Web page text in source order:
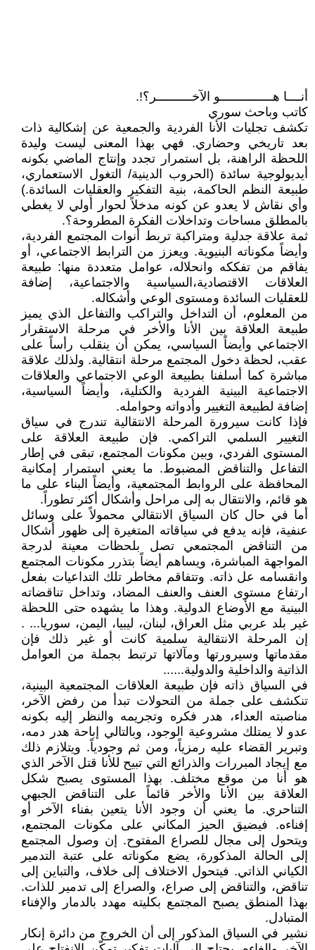
أنــــا هـــــــــــــــو الآخــــــــــر؟!.
كاتب وباحث سوري
تكشف تجليات الأنا الفردية والجمعية عن إشكالية ذات
بعد تاريخي وحضاري. فهي بهذا المعنى ليست وليدة
اللحظة الراهنة، بل استمرار تجدد وإنتاج الماضي بكونه
أيديولوجية سائدة (الحروب الدينية/ التغول الاستعماري،
طبيعة النظم الحاكمة، بنية التفكير والعقليات السائدة.)
وأي نقاش لا يعدو عن كونه مدخلاً لحوار أولي لا يغطي
بالمطلق مساحات وتداخلات الفكرة المطروحة؟.
ثمة علاقة جدلية ومتراكبة تربط أنوات المجتمع الفردية،
وأيضاً مكوناته البنيوية. ويعزز من الترابط الاجتماعي، أو
يفاقم من تفككه وانحلاله، عوامل متعددة منها: طبيعة
العلاقات الاقتصادية،السياسية والاجتماعية، إضافة
للعقليات السائدة ومستوى الوعي وأشكاله.
من المعلوم، أن التداخل والتراكب والتفاعل الذي يميز
طبيعة العلاقة بين الأنا والأخر في مرحلة الاستقرار
الاجتماعي وأيضاً السياسي، يمكن أن ينقلب رأساً على
عقب، لحظة دخول المجتمع مرحلة انتقالية. ولذلك علاقة
مباشرة كما أسلفنا بطبيعة الوعي الاجتماعي والعلاقات
الاجتماعية البينية الفردية والكتلية، وأيضاً السياسية،
إضافة لطبيعة التغيير وأدواته وحوامله.
فإذا كانت سيرورة المرحلة الانتقالية تندرج في سياق
التغيير السلمي التراكمي. فإن طبيعة العلاقة على
المستوى الفردي، وبين مكونات المجتمع، تبقى في إطار
التفاعل والتناقض المضبوط. ما يعني استمرار إمكانية
المحافظة على الروابط المجتمعية، وأيضاً البناء على ما
هو قائم، والانتقال به إلى مراحل وأشكال أكثر تطوراً.
أما في حال كان السياق الانتقالي محمولاً على وسائل
عنفية، فإنه يدفع في سياقاته المتغيرة إلى ظهور أشكال
من التناقض المجتمعي تصل بلحظات معينة لدرجة
المواجهة المباشرة، ويساهم أيضاً بتذرر مكونات المجتمع
وانقسامه عل ذاته. وتتفاقم مخاطر تلك التداعيات بفعل
ارتفاع مستوى العنف والعنف المضاد، وتداخل تناقضاته
البينية مع الأوضاع الدولية. وهذا ما يشهده حتى اللحظة
غير بلد عربي مثل العراق، لبنان، ليبيا، اليمن، سوريا... .
إن المرحلة الانتقالية سلمية كانت أو غير ذلك فإن
مقدماتها وسيرورتها ومآلاتها ترتبط بجملة من العوامل
الذاتية والداخلية والدولية......
في السياق ذاته فإن طبيعة العلاقات المجتمعية البينية،
تنكشف على جملة من التحولات تبدأ من رفض الآخر،
مناصبته العداء، هدر فكره وتجريمه والنظر إليه بكونه
عدو لا يمتلك مشروعية الوجود، وبالتالي إباحة هدر دمه،
وتبرير القضاء عليه رمزياً، ومن ثم وجودياً. ويتلازم ذلك
مع إيجاد المبررات والذرائع التي تبيح للأنا قتل الآخر الذي
هو أنا من موقع مختلف. بهذا المستوى يصبح شكل
العلاقة بين الأنا والأخر قائماً على التناقض الجبهي
التناحري. ما يعني أن وجود الأنا يتعين بفناء الآخر أو
إفناءه. فيضيق الحيز المكاني على مكونات المجتمع،
ويتحول إلى مجال للصراع المفتوح. إن وصول المجتمع
إلى الحالة المذكورة، يضع مكوناته على عتبة التدمير
الكياني الذاتي. فيتحول الاختلاف إلى خلاف، والتباين إلى
تناقض، والتناقض إلى صراع، والصراع إلى تدمير للذات.
بهذا المنطق يصبح المجتمع بكليته مهدد بالدمار والإفناء
المتبادل.
نشير في السياق المذكور إلى أن الخروج من دائرة إنكار